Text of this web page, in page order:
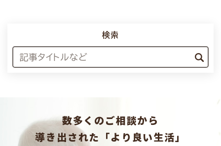
検索
数多くのご相談から
導き出された「より良い生活」